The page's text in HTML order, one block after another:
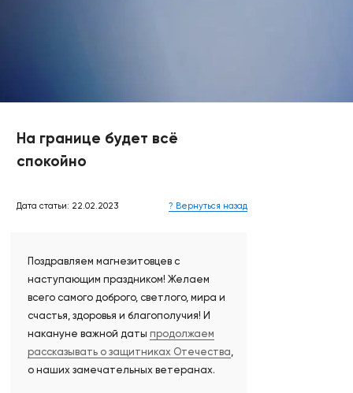
Поздравляем магнезитовцев с
наступающим праздником! Желаем
всего самого доброго, светлого, мира и
счастья, здоровья и благополучия! И
накануне важной даты продолжаем
рассказывать о защитниках Отечества,
о наших замечательных ветеранах.
? Вернуться назад
Дата статьи: 22.02.2023
На границе будет всё
спокойно